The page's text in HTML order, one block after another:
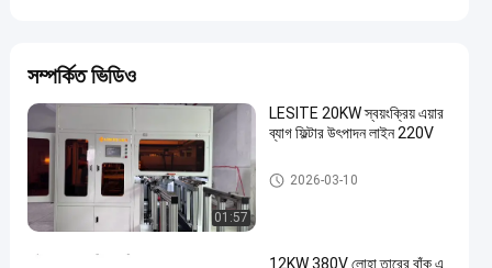
সম্পর্কিত ভিডিও
01:57
LESITE 20KW স্বয়ংক্রিয় এয়ার
ব্যাগ ফিল্টার উৎপাদন লাইন 220V
এয়ার ফিল্টার তৈরির মেশিন
2026-03-10
12KW 380V লোহা তারের বাঁক এ